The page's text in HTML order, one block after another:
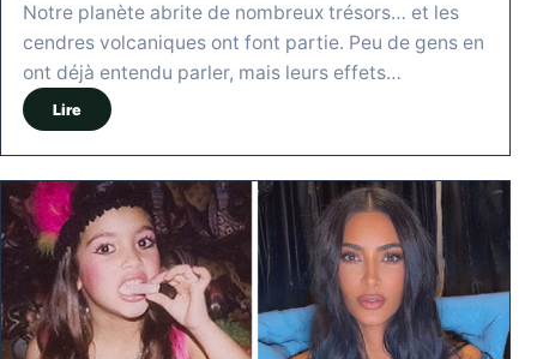
Notre planète abrite de nombreux trésors… et les
cendres volcaniques ont font partie. Peu de gens en
ont déjà entendu parler, mais leurs effets…
Lire